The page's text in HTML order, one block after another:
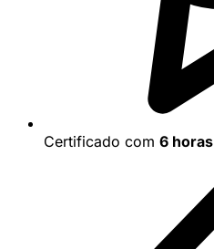
Certificado com 6 horas